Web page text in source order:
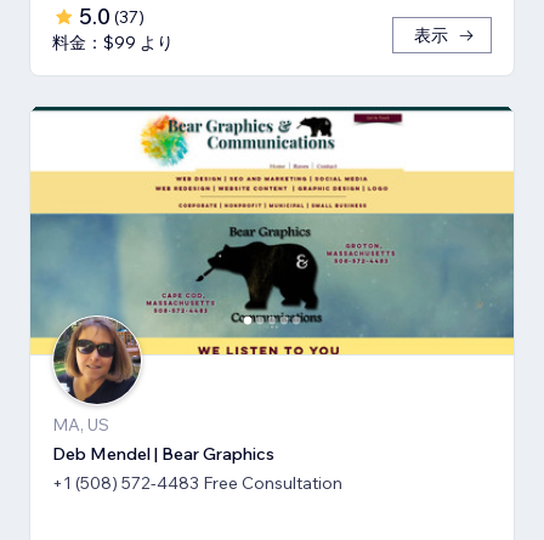
5.0 (37)
料金：$99 より
表示
MA, US
Deb Mendel | Bear Graphics
+1 (508) 572-4483 Free Consultation